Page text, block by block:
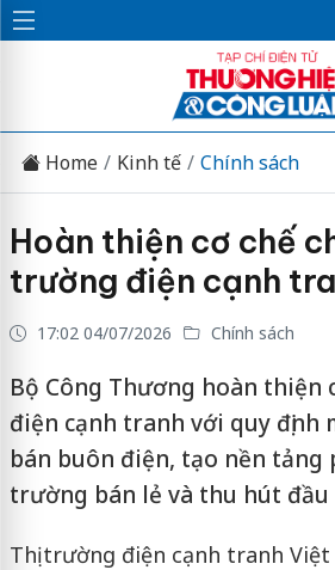
Home Kinh tế Chính sách
Hoàn thiện cơ chế
trường điện cạnh
17:02 04/07/2026 Chính sách
Bộ Công Thương hoàn thiện
điện cạnh tranh với quy định
bán buôn điện, tạo nền tảng
trường bán lẻ và thu hút đầu
Thị trường điện cạnh tranh